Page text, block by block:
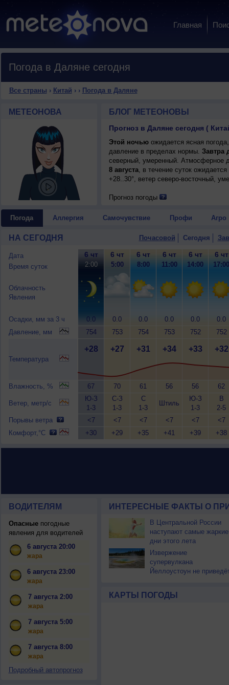
Главная
Погода в Даляне сегодня
Все страны › Китай › › Погода в Даляне
МЕТЕОНОВА БЛОГ МЕТЕОНОВЫ
Прогноз в Даляне сегодня (
Этой ночьюожидается ясная
давление в пределах нормы. Завтра
северный, умеренный. Атмосферное
8 августа, в течение суток
+28..30°, ветер северо-восточный,
Прогноз погоды
Погода Аллергия Самочувствие Профи Агро
НА СЕГОДНЯ Почасовой Сегодня
Дата
Время суток
Облачность
Явления
Осадки, мм за 3 ч
Давление, мм
Температура
Влажность, %
Ветер, метр/с
Порывы ветра
Комфорт,°C
6 чт
2:00
0.0
754
+28
67
Ю-З
1-3
<7
+30
6 чт
5:00
0.0
753
+27
70
С-З
1-3
<7
+29
6 чт
8:00
0.0
754
+31
61
С
1-3
<7
+35
6 чт
11:00
0.0
753
+34
56
Штиль
<7
+41
6 чт
14:00
0.0
752
+33
56
Ю-З
1-3
<7
+39
6 чт
17:00
0.0
752
+32
62
В
2-5
<7
+38
ВОДИТЕЛЯМ
Опасныепогодные
явления для водителей
6 августа 20:00
жара
6 августа 23:00
жара
7 августа 2:00
жара
7 августа 5:00
жара
7 августа 8:00
жара
Подробный автопрогноз
ИНТЕРЕСНЫЕ ФАКТЫ О
В Центральной России
наступают самые жаркие
дни этого лета
Извержение
супервулкана
Йеллоустоун не
КАРТЫ ПОГОДЫ